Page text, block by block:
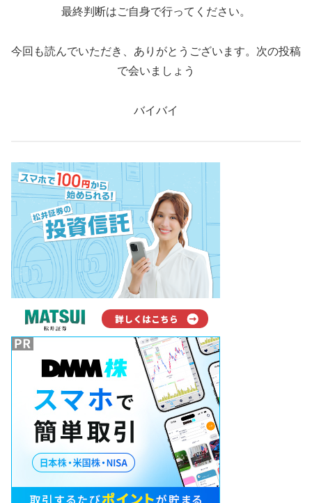
最終判断はご自身で行ってください。
今回も読んでいただき、ありがとうございます。次の投稿
で会いましょう
バイバイ